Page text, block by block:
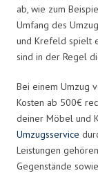
ab, wie zum
Umfang des
und Krefeld spielt
sind in der Regel
Bei einem Umzug
Kosten ab 500€
deiner Möbel und
Umzugsservice
Leistungen
Gegenstände